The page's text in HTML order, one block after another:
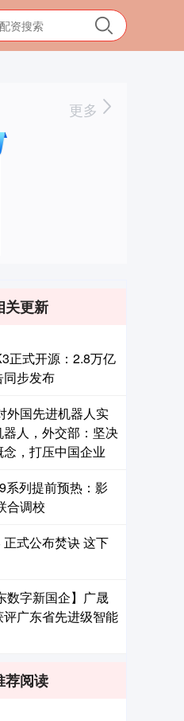
更多
关更新
正式开源：2.8万亿
步发布
外国先进机器人实
人，外交部：坚决
，打压中国企业
系列提前预热：影
合调校
式公布焚诀 这下
数字新国企】广晟
广东省先进级智能
荐阅读